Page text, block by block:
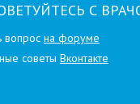
С
вопрос на форуме
советы Вконтакте